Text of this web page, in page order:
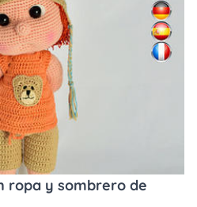
ropa y sombrero de